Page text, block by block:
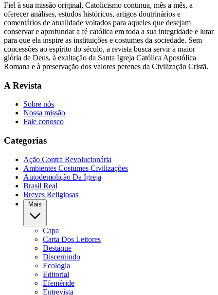
Fiel à sua missão original, Catolicismo continua, mês a mês, a
oferecer análises, estudos históricos, artigos doutrinários e
comentários de atualidade voltados para aqueles que desejam
conservar e aprofundar a fé católica em toda a sua integridade e lutar
para que ela inspire as instituições e costumes da sociedade. Sem
concessões ao espírito do século, a revista busca servir à maior
glória de Deus, à exaltação da Santa Igreja Católica Apostólica
Romana e à preservação dos valores perenes da Civilização Cristã.
A Revista
Sobre nós
Nossa missão
Fale conosco
Categorias
Ação Contra Revolucionária
Ambientes Costumes Civilizações
Autodemolição Da Igreja
Brasil Real
Breves Religiosas
Mais
Capa
Carta Dos Leitores
Destaque
Discernindo
Ecologia
Editorial
Efeméride
Entrevista